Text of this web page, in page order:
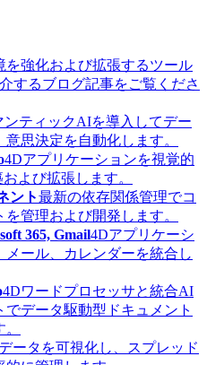
を強化および拡張するツール
するブログ記事をご覧くださ
ンティックAIを導入してデー
意思決定を自動化します。
4Dアプリケーションを視覚的
よび拡張します。
ント最新の依存関係管理でコ
を管理および開発します。
365, Gmail4Dアプリケーシ
メール、カレンダーを統合し
4Dワードプロセッサと統合AI
でデータ駆動型ドキュメント
データを可視化し、スプレッド